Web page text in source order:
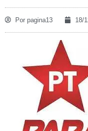
Por pagina13 18/